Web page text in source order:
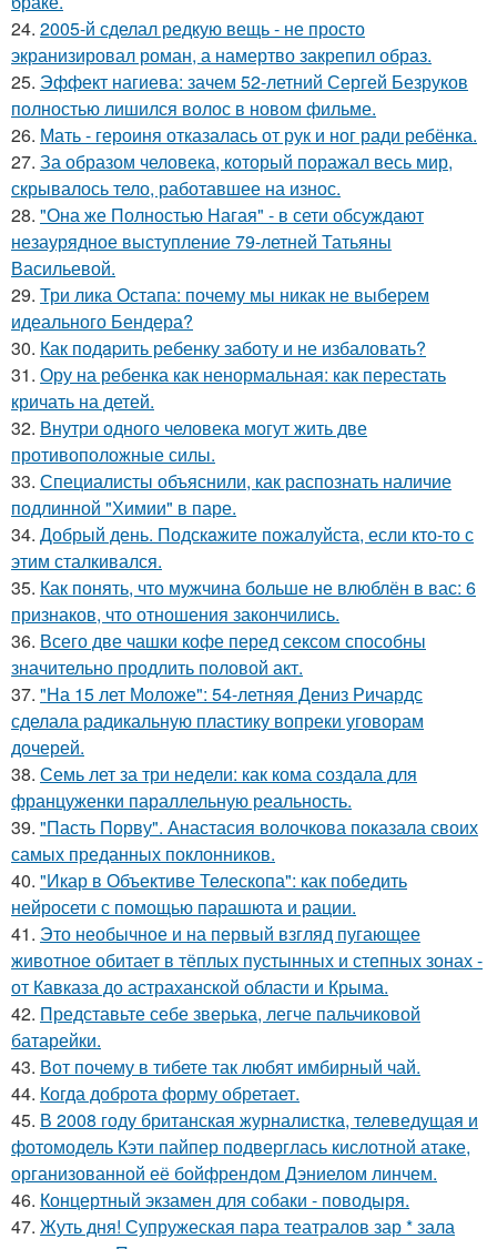
24. 2005-й сделал редкую вещь - не просто
экранизировал роман, а намертво закрепил образ.
25. Эффект нагиева: зачем 52-летний Сергей Безруков
полностью лишился волос в новом фильме.
26. Мать - героиня отказалась от рук и ног ради ребёнка.
27. За образом человека, который поражал весь мир,
скрывалось тело, работавшее на износ.
28. "Она же Полностью Нагая" - в сети обсуждают
незаурядное выступление 79-летней Татьяны
Васильевой.
29. Три лика Остапа: почему мы никак не выберем
идеального Бендера?
30. Как подapить ребенку заботу и не избаловать?
31. Ору на ребенка как ненормальная: как перестать
кричать на детей.
32. Внутри одного человека могут жить две
противоположные силы.
33. Специалисты объяснили, как распознать наличие
подлинной "Химии" в паре.
34. Добрый день. Подскaжите пожалуйста, если кто-то с
этим сталкивался.
35. Как понять, что мужчина больше не влюблён в вас: 6
признаков, что отношения закончились.
36. Всего две чашки кофе перед сексом способны
значительно продлить половой акт.
37. "На 15 лет Моложе": 54-летняя Дениз Ричардс
сделала радикальную пластику вопреки уговорам
дочерей.
38. Семь лет за три недели: как кома создала для
француженки параллельную реальность.
39. "Пасть Порву". Анастасия волочкова показала своих
самых преданных поклонников.
40. "Икар в Объективе Телескопа": как победить
нейросети с помощью парашюта и рации.
41. Это необычное и на первый взгляд пугающее
животное обитает в тёплых пустынных и степных зонах -
от Кавказа до астраханской области и Крыма.
42. Представьте себе зверька, легче пальчиковой
батарейки.
43. Вот почему в тибете так любят имбирный чай.
44. Когда доброта форму обретает.
45. В 2008 году британская журналистка, телеведущая и
фотомодель Кэти пайпер подверглась кислотной атаке,
организованной её бойфрендом Дэниелом линчем.
46. Концертный экзамен для собаки - поводыря.
47. Жуть дня! Супружеская пара театралов зар * зала